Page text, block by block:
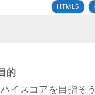
HTML5
的
イスコアを目指そ